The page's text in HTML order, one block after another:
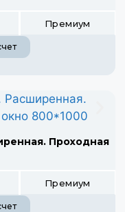
Премиум
Проходная
Премиум